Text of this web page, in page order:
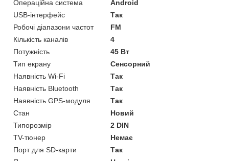
Операційна система
Android
USB-інтерфейс
Так
Робочі діапазони частот
FM
Кількість каналів
4
Потужність
45 Вт
Тип екрану
Сенсорний
Наявність Wi-Fi
Так
Наявність Bluetooth
Так
Наявність GPS-модуля
Так
Стан
Новий
Типорозмір
2 DIN
TV-тюнер
Немає
Порт для SD-карти
Так